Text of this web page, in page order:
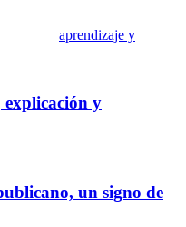
aprendizaje y
explicación y
un signo de